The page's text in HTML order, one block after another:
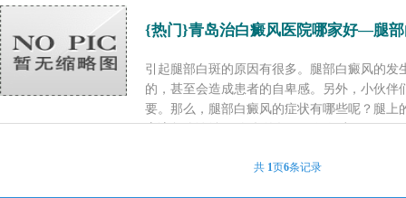
{热门}青岛治白癜风医院哪家好—腿
引起腿部白斑的原因有很多。腿部白癜风的发
的，甚至会造成患者的自卑感。另外，小伙伴
要。那么，腿部白癜风的症状有哪些呢？腿上
应该怎么诊治？ 白斑的数量一般很少，只...[
共 1页6条记录